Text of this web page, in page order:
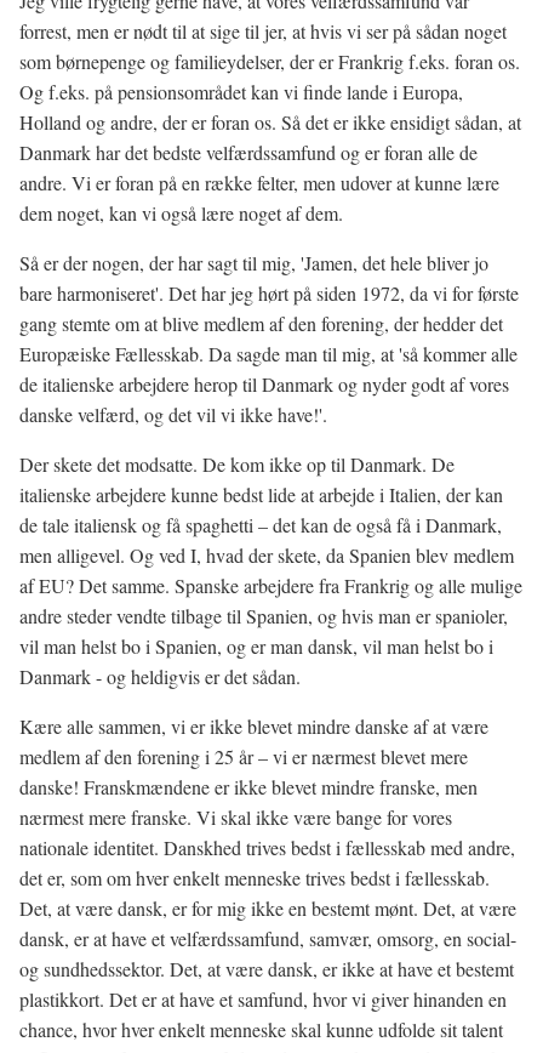
forrest, men er nødt til at sige til jer, at hvis vi ser på sådan noget
som børnepenge og familieydelser, der er Frankrig f.eks. foran os.
Og f.eks. på pensionsområdet kan vi finde lande i Europa,
Holland og andre, der er foran os. Så det er ikke ensidigt sådan, at
Danmark har det bedste velfærdssamfund og er foran alle de
andre. Vi er foran på en række felter, men udover at kunne lære
dem noget, kan vi også lære noget af dem.
Så er der nogen, der har sagt til mig, 'Jamen, det hele bliver jo
bare harmoniseret'. Det har jeg hørt på siden 1972, da vi for første
gang stemte om at blive medlem af den forening, der hedder det
Europæiske Fællesskab. Da sagde man til mig, at 'så kommer alle
de italienske arbejdere herop til Danmark og nyder godt af vores
danske velfærd, og det vil vi ikke have!'.
Der skete det modsatte. De kom ikke op til Danmark. De
italienske arbejdere kunne bedst lide at arbejde i Italien, der kan
de tale italiensk og få spaghetti – det kan de også få i Danmark,
men alligevel. Og ved I, hvad der skete, da Spanien blev medlem
af EU? Det samme. Spanske arbejdere fra Frankrig og alle mulige
andre steder vendte tilbage til Spanien, og hvis man er spanioler,
vil man helst bo i Spanien, og er man dansk, vil man helst bo i
Danmark - og heldigvis er det sådan.
Kære alle sammen, vi er ikke blevet mindre danske af at være
medlem af den forening i 25 år – vi er nærmest blevet mere
danske! Franskmændene er ikke blevet mindre franske, men
nærmest mere franske. Vi skal ikke være bange for vores
nationale identitet. Danskhed trives bedst i fællesskab med andre,
det er, som om hver enkelt menneske trives bedst i fællesskab.
Det, at være dansk, er for mig ikke en bestemt mønt. Det, at være
dansk, er at have et velfærdssamfund, samvær, omsorg, en social-
og sundhedssektor. Det, at være dansk, er ikke at have et bestemt
plastikkort. Det er at have et samfund, hvor vi giver hinanden en
chance, hvor hver enkelt menneske skal kunne udfolde sit talent